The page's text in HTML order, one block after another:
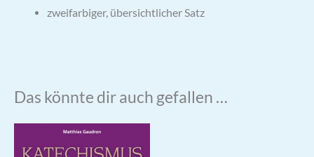
zweifarbiger, übersichtlicher Satz
Das könnte dir auch gefallen …